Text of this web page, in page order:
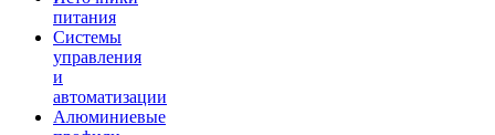
питания
Системы
управления
и
автоматизации
Алюминиевые